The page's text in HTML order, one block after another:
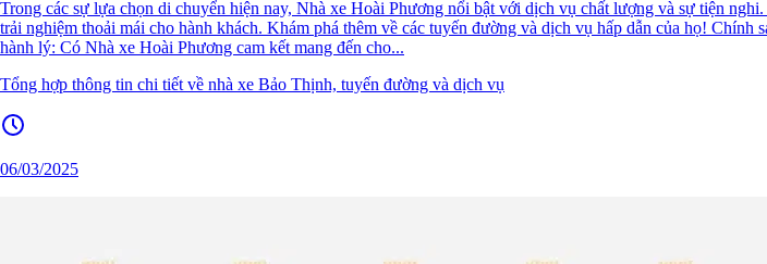
Trong các sự lựa chọn di chuyển hiện nay, Nhà xe Hoài Phương nổi bật với dịch vụ chất lượng và sự tiện
trải nghiệm thoải mái cho hành khách. Khám phá thêm về các tuyến đường và dịch vụ hấp dẫn của họ!
hành lý: Có Nhà xe Hoài Phương cam kết mang đến cho...
Tổng hợp thông tin chi tiết về nhà xe Bảo Thịnh, tuyến đường và dịch vụ
06/03/2025